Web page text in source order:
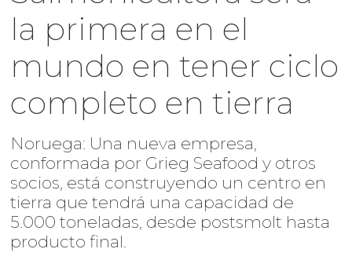
la primera en el
mundo en tener ciclo
completo en tierra
Noruega: Una nueva empresa,
conformada por Grieg Seafood y otros
socios, está construyendo un centro en
tierra que tendrá una capacidad de
5.000 toneladas, desde postsmolt hasta
producto final.